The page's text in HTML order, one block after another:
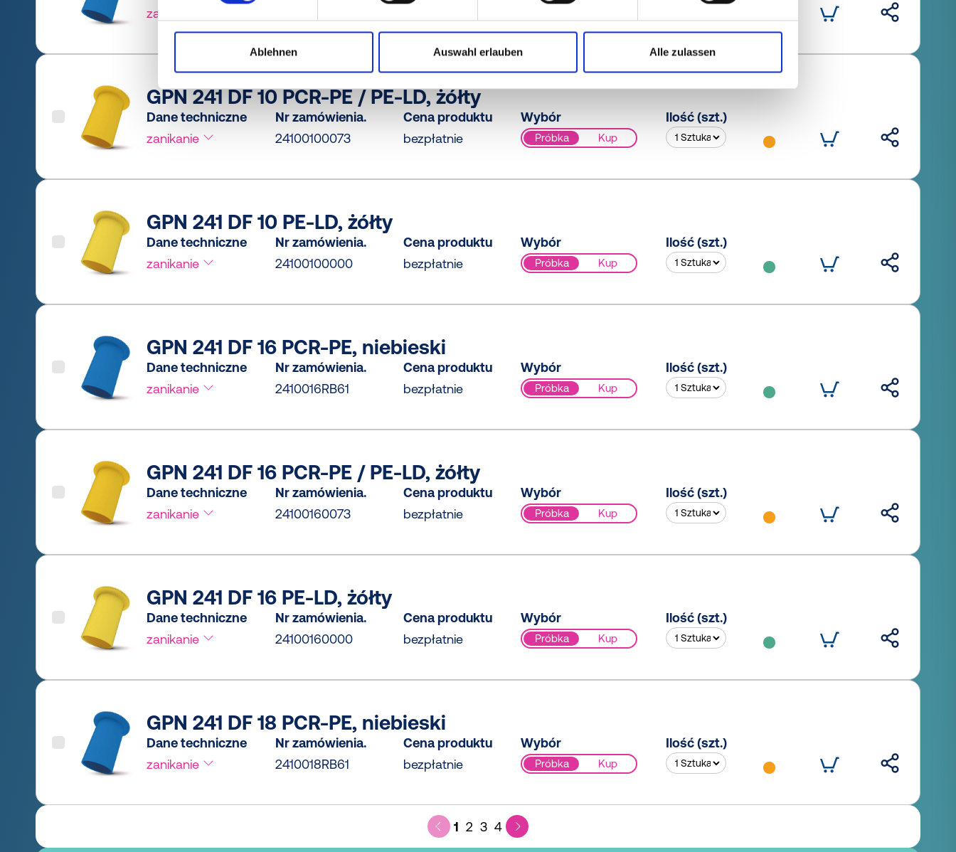
Ablehnen Auswahl erlauben Alle zulassen
zanikanie
GPN 241 DF 10 PCR-PE / PE-LD, żółty
Dane techniczne
zanikanie
Nr zamówienia.
24100100073
Cena produktu
bezpłatnie
Wybór
Próbka Kup
Ilość (szt.)
GPN 241 DF 10 PE-LD, żółty
Dane techniczne
zanikanie
Nr zamówienia.
24100100000
Cena produktu
bezpłatnie
Wybór
Próbka Kup
Ilość (szt.)
GPN 241 DF 16 PCR-PE, niebieski
Dane techniczne
zanikanie
Nr zamówienia.
2410016RB61
Cena produktu
bezpłatnie
Wybór
Próbka Kup
Ilość (szt.)
GPN 241 DF 16 PCR-PE / PE-LD, żółty
Dane techniczne
zanikanie
Nr zamówienia.
24100160073
Cena produktu
bezpłatnie
Wybór
Próbka Kup
Ilość (szt.)
GPN 241 DF 16 PE-LD, żółty
Dane techniczne
zanikanie
Nr zamówienia.
24100160000
Cena produktu
bezpłatnie
Wybór
Próbka Kup
Ilość (szt.)
GPN 241 DF 18 PCR-PE, niebieski
Dane techniczne
zanikanie
Nr zamówienia.
2410018RB61
Cena produktu
bezpłatnie
Wybór
Próbka Kup
Ilość (szt.)
1 2 3 4